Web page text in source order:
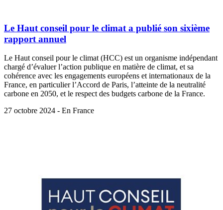
Le Haut conseil pour le climat a publié son sixième
rapport annuel
Le Haut conseil pour le climat (HCC) est un organisme indépendant
chargé d’évaluer l’action publique en matière de climat, et sa
cohérence avec les engagements européens et internationaux de la
France, en particulier l’Accord de Paris, l’atteinte de la neutralité
carbone en 2050, et le respect des budgets carbone de la France.
27 octobre 2024 - En France